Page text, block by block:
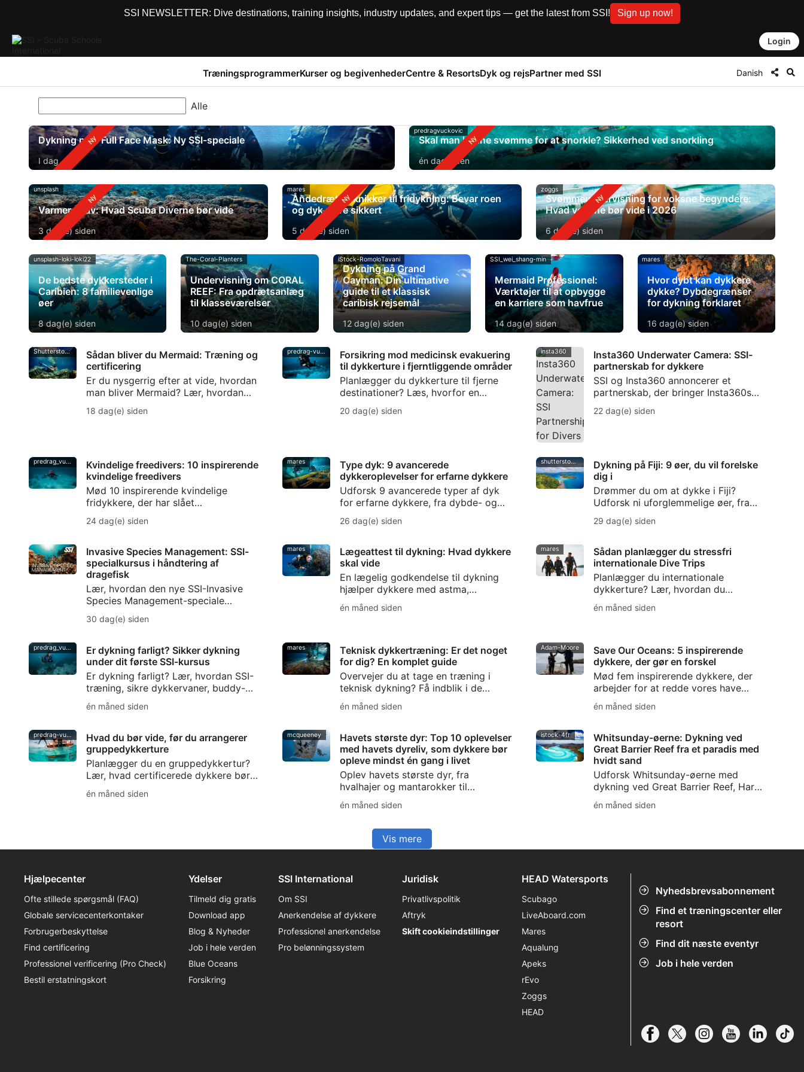
SSI NEWSLETTER: Dive destinations, training insights, industry updates, and expert tips — get the latest from SSI! Sign up now!
Login
TræningsprogrammerKurser og begivenhederCentre & ResortsDyk og rejsPartner med SSI Danish
Dykning med Full Face Mask: Ny SSI-speciale
I dag
predragvuckovic
Skal man kunne svømme for at snorkle? Sikkerhed ved snorkling
én dag siden
unsplash
Varmere hav: Hvad Scuba Diverne bør vide
3 dag(e) siden
mares
Åndedrætsteknikker til fridykning: Bevar roen
og dyk mere sikkert
5 dag(e) siden
zoggs
Svømmeundervisning for voksne begyndere:
Hvad voksne bør vide i 2026
6 dag(e) siden
unsplash-loki-loki22
De bedste dykkersteder i
Caribien: 8 familievenlige
øer
8 dag(e) siden
The-Coral-Planters
Undervisning om CORAL
REEF: Fra opdrætsanlæg
til klasseværelser
10 dag(e) siden
iStock-RomoloTavani
Dykning på Grand
Cayman: Din ultimative
guide til et klassisk
caribisk rejsemål
12 dag(e) siden
SSI_wei_shang-min
Mermaid Professionel:
Værktøjer til at opbygge
en karriere som havfrue
14 dag(e) siden
mares
Hvor dybt kan dykkere
dykke? Dybdegrænser
for dykning forklaret
16 dag(e) siden
Shutterstock-Andrea_Izzotti
Sådan bliver du Mermaid: Træning og
certificering
Er du nysgerrig efter at vide, hvordan
man bliver Mermaid? Lær, hvordan
færdigheder i at bruge halen,
18 dag(e) siden
predrag-vuckovic
Forsikring mod medicinsk evakuering
til dykkerture i fjerntliggende områder
Planlægger du dykkerture til fjerne
destinationer? Læs, hvorfor en
er vigtig for dykkere – fra
20 dag(e) siden
insta360
Insta360 Underwater Camera: SSI-
partnerskab for dykkere
SSI og Insta360 annoncerer et
partnerskab, der bringer Insta360s
workshops, kampagner for
22 dag(e) siden
predrag_vuckovic
Kvindelige freedivers: 10 inspirerende
kvindelige freedivers
Mød 10 inspirerende kvindelige
fridykkere, der har slået
forme havbevarelsen, skabt
traditionerne inden for fridykning i
live.
24 dag(e) siden
mares
Type dyk: 9 avancerede
dykkeroplevelser for erfarne dykkere
Udforsk 9 avancerede typer af dyk
for erfarne dykkere, fra dybde- og
og rebreather-dykning samt
26 dag(e) siden
shutterstock-bell-davey-photography
Dykning på Fiji: 9 øer, du vil forelske
dig i
Drømmer du om at dykke i Fiji?
Udforsk ni uforglemmelige øer, fra
verdensberømte dyk med tyrehajer.
29 dag(e) siden
Invasive Species Management: SSI-
specialkursus i håndtering af
dragefisk
Lær, hvordan den nye SSI-Invasive
Species Management-speciale
hjælper dykkere med at forstå
invasive arter, håndtere dragefisk på
økosystemer.
30 dag(e) siden
mares
Lægeattest til dykning: Hvad dykkere
skal vide
En lægelig godkendelse til dykning
hjælper dykkere med astma,
diabetes, forhøjet blodtryk eller andre
eksisterende lidelser med at
én måned siden
mares
Sådan planlægger du stressfri
internationale Dive Trips
Planlægger du internationale
dykkerture? Lær, hvordan du
forbereder dig, pakker, vælger
rejsemål, styrer logistikken og undgår
én måned siden
predrag_vuckovic
Er dykning farligt? Sikker dykning
under dit første SSI-kursus
Er dykning farligt? Lær, hvordan SSI-
træning, sikre dykkervaner, buddy-
check og DiveAssure-dækning
hjælper nye dykkere med at føle sig
én måned siden
mares
Teknisk dykkertræning: Er det noget
for dig? En komplet guide
Overvejer du at tage en træning i
teknisk dykning? Få indblik i de
færdigheder, det udstyr og de
sikkerhedsgrundlag, du har brug for,
træningen hjælper dig i gang.
én måned siden
Adam-Moore
Save Our Oceans: 5 inspirerende
dykkere, der gør en forskel
Mød fem inspirerende dykkere, der
arbejder for at redde vores have
gennem historiefortælling,
havbevarelse, fridykning,
initiativet.
én måned siden
predrag-vuckovic
Hvad du bør vide, før du arrangerer
gruppedykkerture
Planlægger du en gruppedykkertur?
Lær, hvad certificerede dykkere bør
tage højde for – lige fra
færdighedsniveauer og logistik til
én måned siden
mcqueeney
Havets største dyr: Top 10 oplevelser
med havets dyreliv, som dykkere bør
opleve mindst én gang i livet
Oplev havets største dyr, fra
hvalhajer og mantarokker til
tigerhajer og kaskelothajer, med tips
til sikre og respektfulde oplevelser
én måned siden
istock-4fr
Whitsunday-øerne: Dykning ved
Great Barrier Reef fra et paradis med
hvidt sand
Udforsk Whitsunday-øerne med
dykning ved Great Barrier Reef, Hardy
Reef, SS Yongala, havets dyreliv,
dykkerforhold og SSI-kurser til din
én måned siden
Vis mere
Nyhedsbrevsabonnement
Find et træningscenter eller
resort
Find dit næste eventyr
Job i hele verden
Hjælpecenter
Ofte stillede spørgsmål (FAQ)
Globale servicecenterkontaker
Forbrugerbeskyttelse
Find certificering
Professionel verificering (Pro Check)
Bestil erstatningskort
Ydelser
Tilmeld dig gratis
Download app
Blog & Nyheder
Job i hele verden
Blue Oceans
Forsikring
SSI International
Om SSI
Anerkendelse af dykkere
Professionel anerkendelse
Pro belønningssystem
Juridisk
Privatlivspolitik
Aftryk
Skift cookieindstillinger
HEAD Watersports
Scubago
LiveAboard.com
Mares
Aqualung
Apeks
rEvo
Zoggs
HEAD